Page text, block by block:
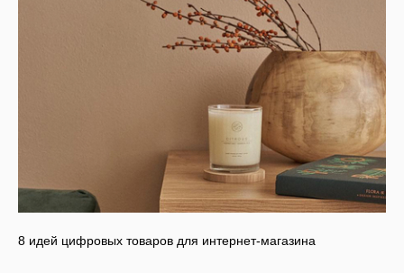
8 идей цифровых товаров для интернет-магазина